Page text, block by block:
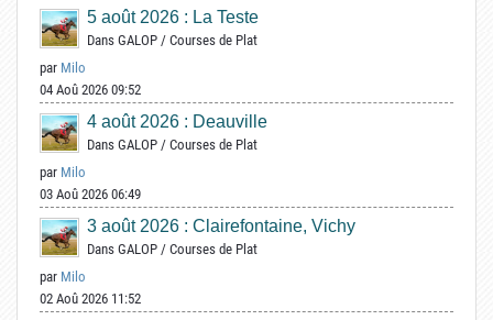
5 août 2026 : La Teste
Dans GALOP / Courses de Plat
par Milo
04 Aoû 2026 09:52
4 août 2026 : Deauville
Dans GALOP / Courses de Plat
par Milo
03 Aoû 2026 06:49
3 août 2026 : Clairefontaine, Vichy
Dans GALOP / Courses de Plat
par Milo
02 Aoû 2026 11:52